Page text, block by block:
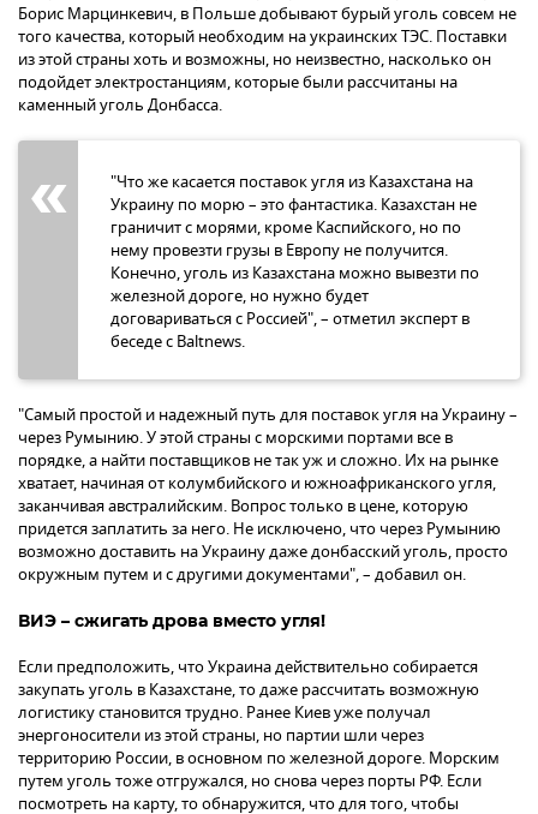
Борис Марцинкевич, в Польше добывают бурый уголь совсем не
того качества, который необходим на украинских ТЭС. Поставки
из этой страны хоть и возможны, но неизвестно, насколько он
подойдет электростанциям, которые были рассчитаны на
каменный уголь Донбасса.
"Что же касается поставок угля из Казахстана на
Украину по морю – это фантастика. Казахстан не
граничит с морями, кроме Каспийского, но по
нему провезти грузы в Европу не получится.
Конечно, уголь из Казахстана можно вывезти по
железной дороге, но нужно будет
договариваться с Россией", – отметил эксперт в
беседе с Baltnews.
"Самый простой и надежный путь для поставок угля на Украину –
через Румынию. У этой страны с морскими портами все в
порядке, а найти поставщиков не так уж и сложно. Их на рынке
хватает, начиная от колумбийского и южноафриканского угля,
заканчивая австралийским. Вопрос только в цене, которую
придется заплатить за него. Не исключено, что через Румынию
возможно доставить на Украину даже донбасский уголь, просто
окружным путем и с другими документами", – добавил он.
ВИЭ – сжигать дрова вместо угля!
Если предположить, что Украина действительно собирается
закупать уголь в Казахстане, то даже рассчитать возможную
логистику становится трудно. Ранее Киев уже получал
энергоносители из этой страны, но партии шли через
территорию России, в основном по железной дороге. Морским
путем уголь тоже отгружался, но снова через порты РФ. Если
посмотреть на карту, то обнаружится, что для того, чтобы